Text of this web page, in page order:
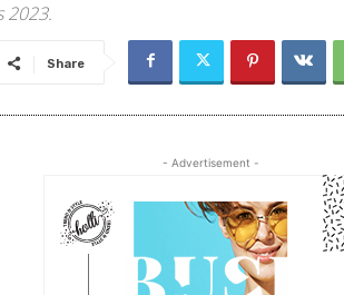
2023.
Share
- Advertisement -